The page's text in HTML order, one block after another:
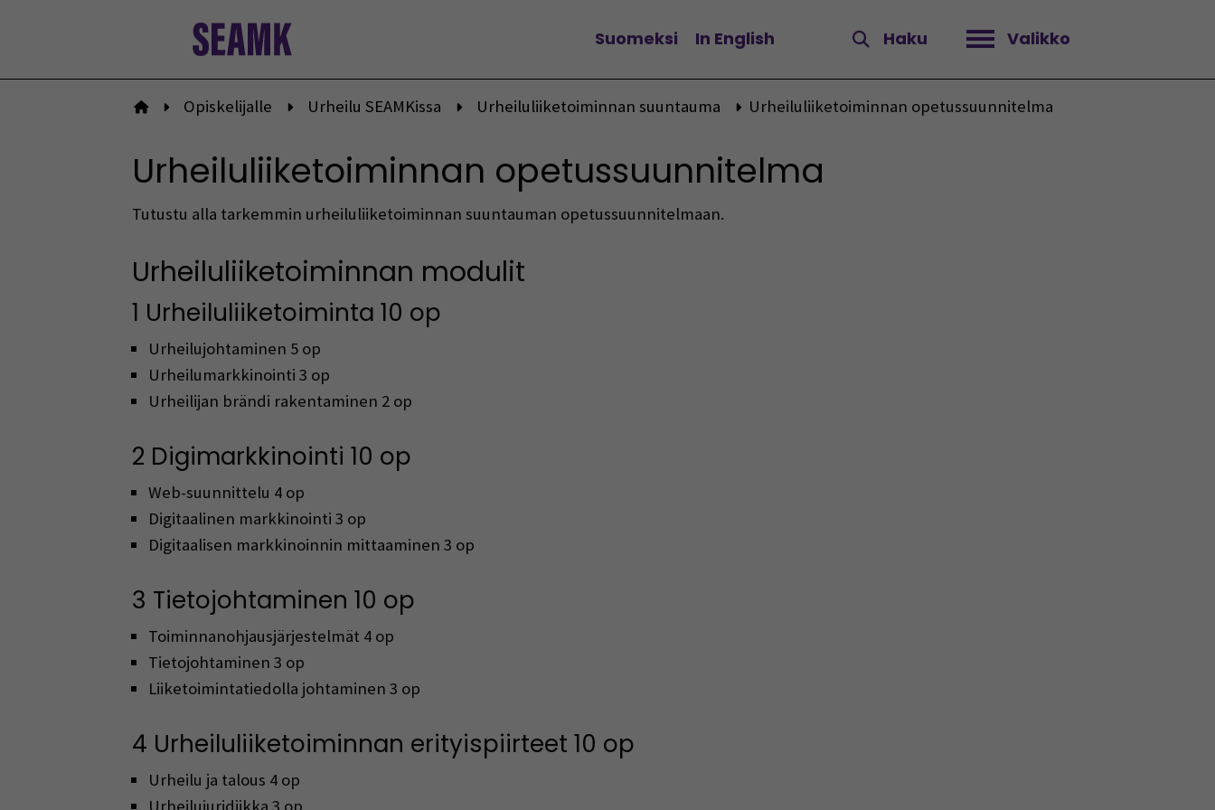
Vaihda kieltä
Suomeksi In English Haku Valikko
Avaa valikko
Etusivulle
Opiskelijalle Urheilu SEAMKissa Urheiluliiketoiminnan suuntauma Urheiluliiketoiminnan opetussuunnitelma
Urheiluliiketoiminnan opetussuunnitelma
Tutustu alla tarkemmin urheiluliiketoiminnan suuntauman opetussuunnitelmaan.
Urheiluliiketoiminnan modulit
1 Urheiluliiketoiminta 10 op
Urheilujohtaminen 5 op
Urheilumarkkinointi 3 op
Urheilijan brändi rakentaminen 2 op
2 Digimarkkinointi 10 op
Web-suunnittelu 4 op
Digitaalinen markkinointi 3 op
Digitaalisen markkinoinnin mittaaminen 3 op
3 Tietojohtaminen 10 op
Toiminnanohjausjärjestelmät 4 op
Tietojohtaminen 3 op
Liiketoimintatiedolla johtaminen 3 op
4 Urheiluliiketoiminnan erityispiirteet 10 op
Urheilu ja talous 4 op